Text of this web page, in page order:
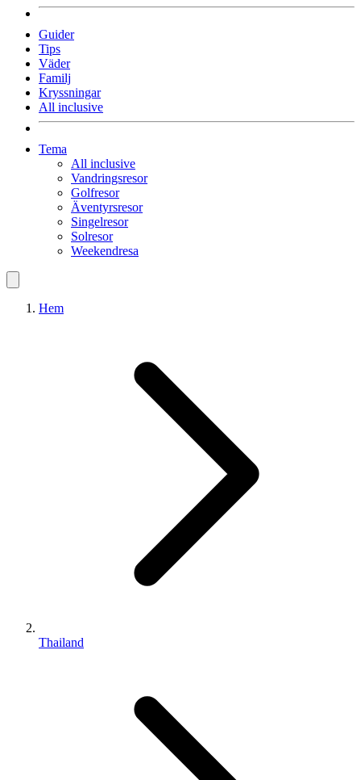
Guider
Tips
Väder
Familj
Kryssningar
All inclusive
Tema
All inclusive
Vandringsresor
Golfresor
Äventyrsresor
Singelresor
Solresor
Weekendresa
Hem
Thailand